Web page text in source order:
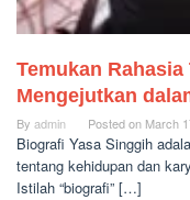
Temukan
Mengejutkan
By admin Posted on March
Biografi Yasa Singgih
tentang kehidupan dan
Istilah “biografi” […]